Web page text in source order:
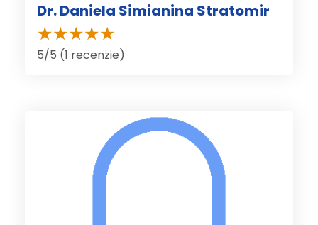
Dr. Daniela Simianina Stratomir
5/5 (1 recenzie)